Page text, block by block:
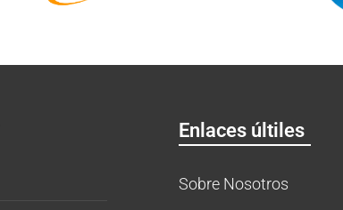
Enlaces últiles
Sobre Nosotros